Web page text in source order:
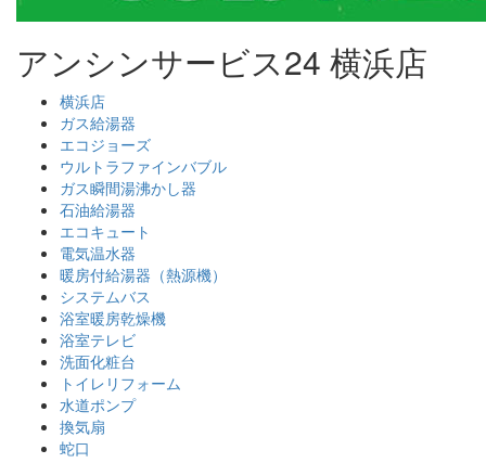
アンシンサービス24 横浜店
横浜店
ガス給湯器
エコジョーズ
ウルトラファインバブル
ガス瞬間湯沸かし器
石油給湯器
エコキュート
電気温水器
暖房付給湯器（熱源機）
システムバス
浴室暖房乾燥機
浴室テレビ
洗面化粧台
トイレリフォーム
水道ポンプ
換気扇
蛇口